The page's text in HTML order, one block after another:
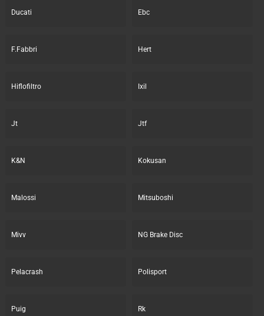
Ducati Ebc
F.Fabbri Hert
Hiflofiltro Ixil
Jt Jtf
K&N Kokusan
Malossi Mitsuboshi
Mivv NG Brake Disc
Pelacrash Polisport
Puig Rk